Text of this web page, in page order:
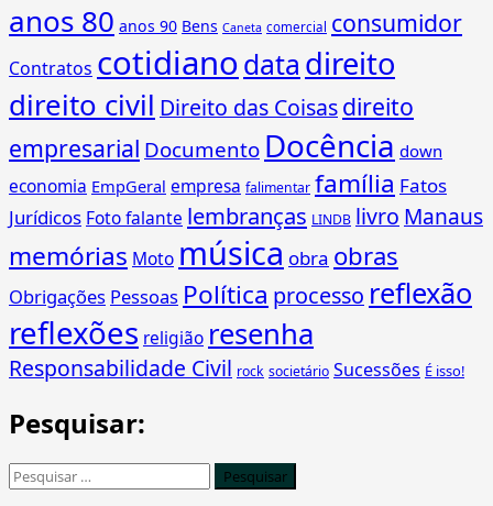
anos 80 anos 90 Bens Caneta comercial consumidor
Contratos cotidianodata direito
direito civil Direito das Coisasdireito
empresarial Documento Docência down
economia EmpGeral empresa falimentar família Fatos
Jurídicos Foto falante lembranças LINDB livro Manaus
memórias Moto música obra obras
Obrigações Pessoas Política processo reflexão
reflexões religião resenha
Responsabilidade Civil rock societário Sucessões É isso!
Pesquisar:
Pesquisar